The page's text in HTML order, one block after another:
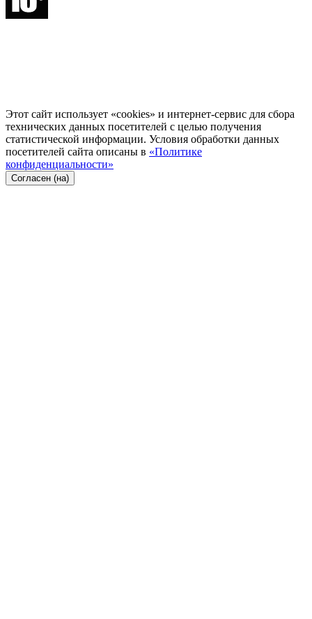
Этот сайт использует «cookies» и интернет-сервис для сбора
технических данных посетителей с целью получения
статистической информации. Условия обработки данных
посетителей сайта описаны в «Политике
конфиденциальности»
Согласен (на)